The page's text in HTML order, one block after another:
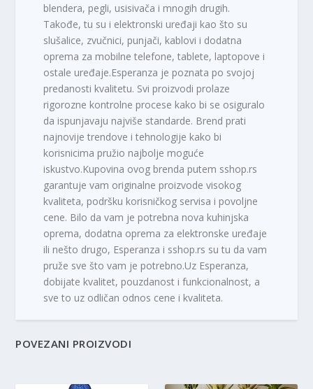
blendera, pegli, usisivača i mnogih drugih.
Takođe, tu su i elektronski uređaji kao što su
slušalice, zvučnici, punjači, kablovi i dodatna
oprema za mobilne telefone, tablete, laptopove i
ostale uređaje.Esperanza je poznata po svojoj
predanosti kvalitetu. Svi proizvodi prolaze
rigorozne kontrolne procese kako bi se osiguralo
da ispunjavaju najviše standarde. Brend prati
najnovije trendove i tehnologije kako bi
korisnicima pružio najbolje moguće
iskustvo.Kupovina ovog brenda putem sshop.rs
garantuje vam originalne proizvode visokog
kvaliteta, podršku korisničkog servisa i povoljne
cene. Bilo da vam je potrebna nova kuhinjska
oprema, dodatna oprema za elektronske uređaje
ili nešto drugo, Esperanza i sshop.rs su tu da vam
pruže sve što vam je potrebno.Uz Esperanza,
dobijate kvalitet, pouzdanost i funkcionalnost, a
sve to uz odličan odnos cene i kvaliteta.
POVEZANI PROIZVODI